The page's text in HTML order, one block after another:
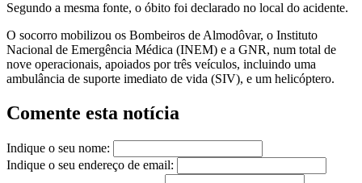
Segundo a mesma fonte, o óbito foi declarado no local do acidente.
O socorro mobilizou os Bombeiros de Almodôvar, o Instituto
Nacional de Emergência Médica (INEM) e a GNR, num total de
nove operacionais, apoiados por três veículos, incluindo uma
ambulância de suporte imediato de vida (SIV), e um helicóptero.
Comente esta notícia
Indique o seu nome:
Indique o seu endereço de email: